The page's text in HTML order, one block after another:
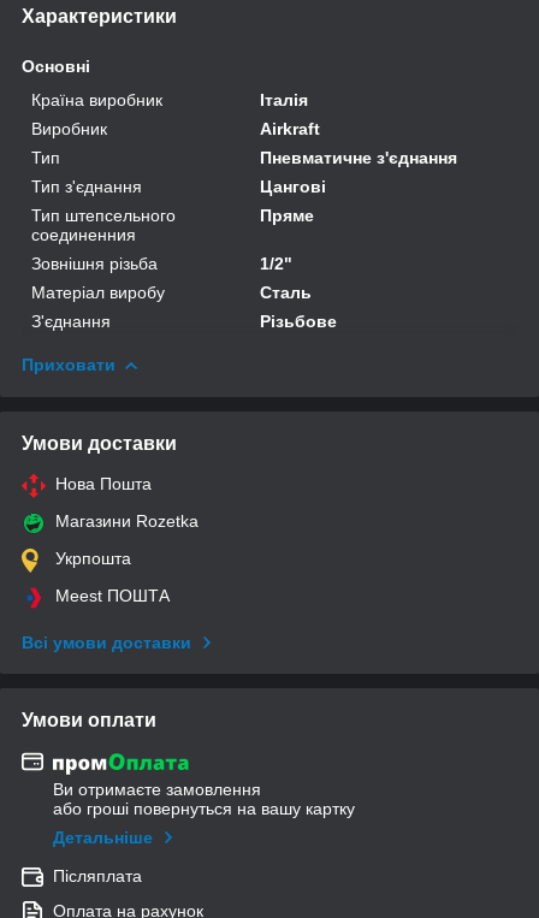
Характеристики
Основні
Країна виробник
Італія
Виробник
Airkraft
Тип
Пневматичне з'єднання
Тип з'єднання
Цангові
Тип штепсельного
соединенния
Пряме
Зовнішня різьба
1/2"
Матеріал виробу
Сталь
З'єднання
Різьбове
Приховати
Умови доставки
Нова Пошта
Магазини Rozetka
Укрпошта
Meest ПОШТА
Всі умови доставки
Умови оплати
Ви отримаєте замовлення
або гроші повернуться на вашу картку
Детальніше
Післяплата
Оплата на рахунок